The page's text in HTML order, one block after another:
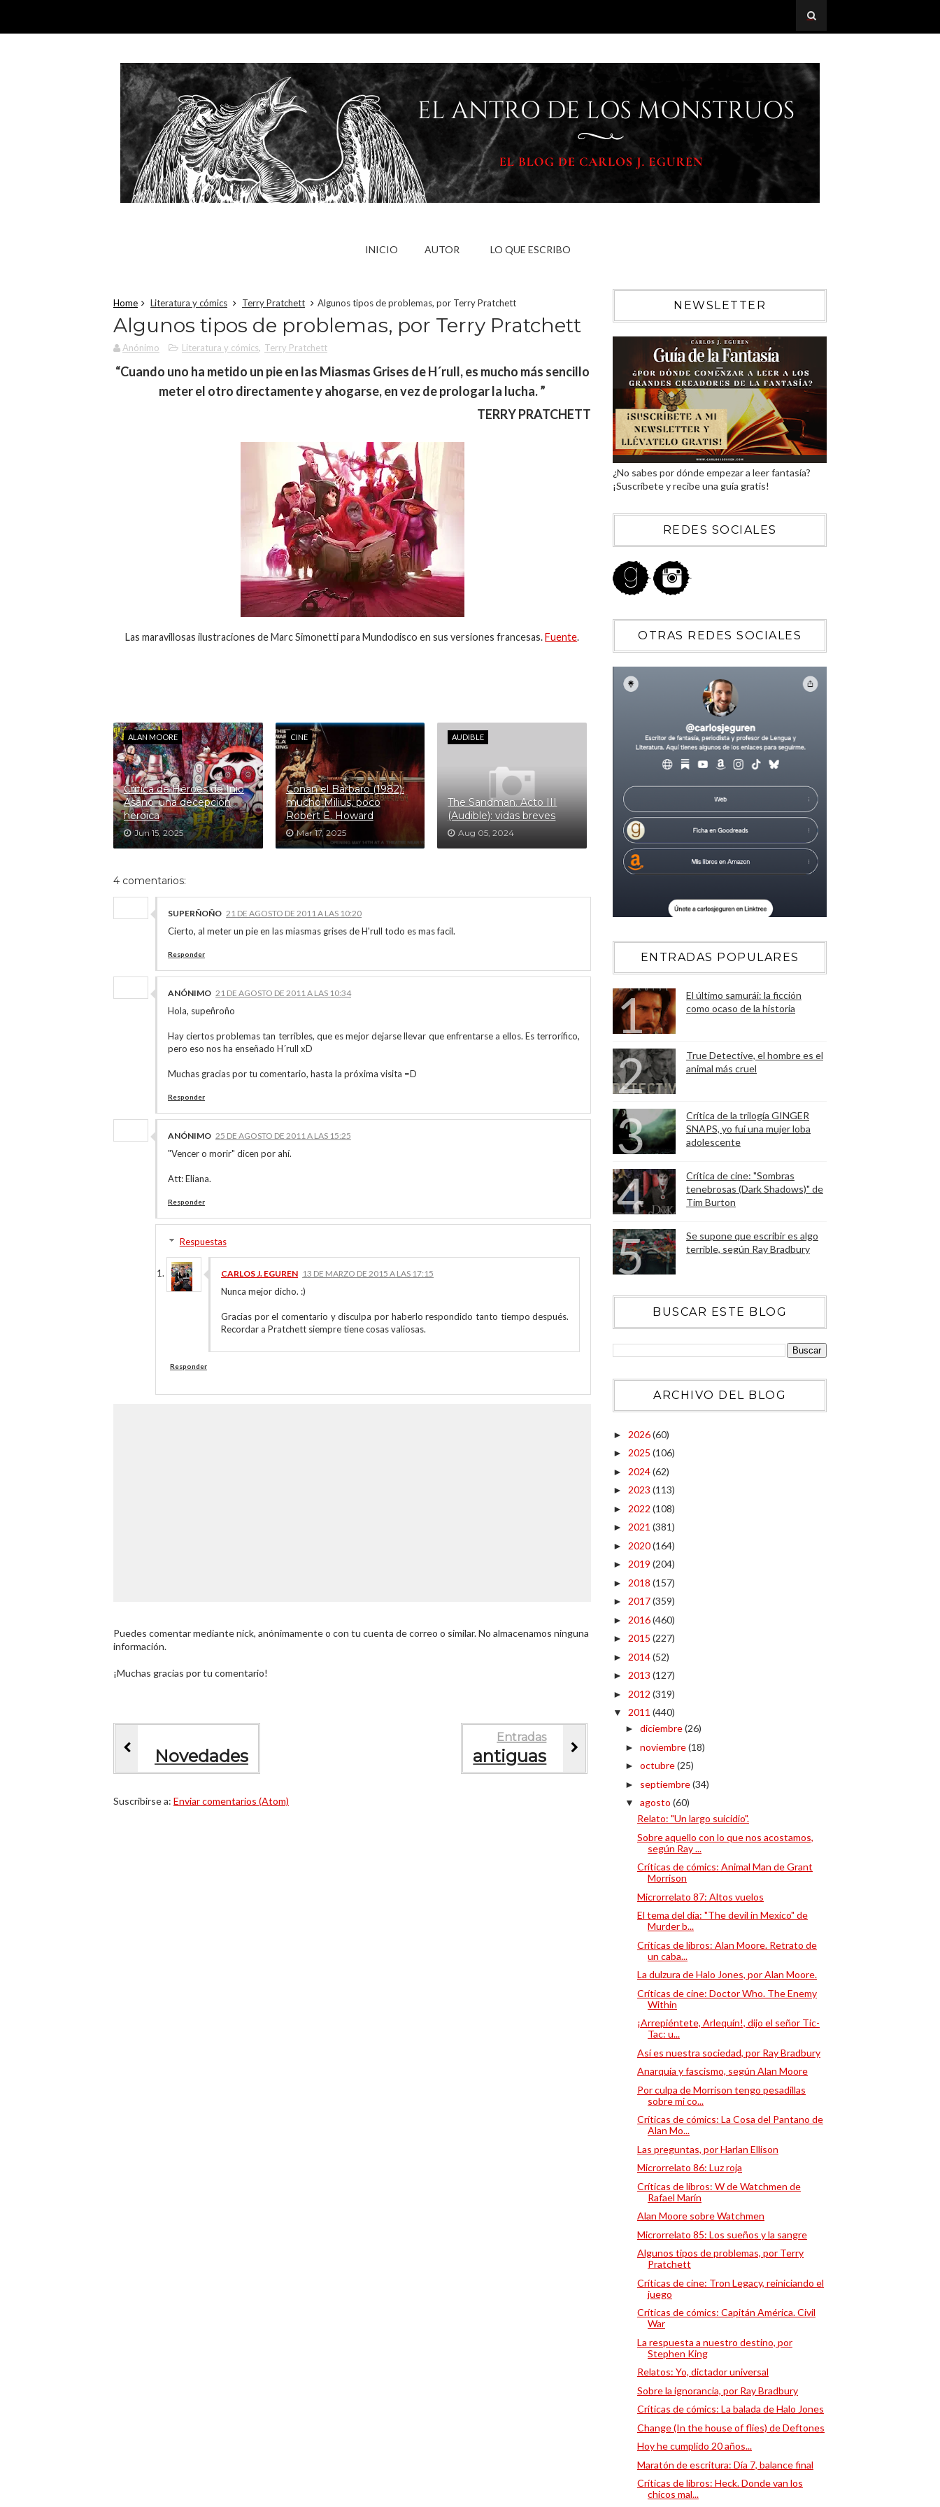
INICIO AUTOR LO QUE ESCRIBO
Home Literatura y cómics Terry Pratchett Algunos tipos de problemas, por Terry Pratchett
Algunos tipos de problemas, por Terry Pratchett
Anónimo Literatura y cómics, Terry Pratchett
“Cuando uno ha metido un pie en las Miasmas Grises de H´rull, es mucho más sencillo
meter el otro directamente y ahogarse, en vez de prologar la lucha. ”
TERRY PRATCHETT
Las maravillosas ilustraciones de Marc Simonetti para Mundodisco en sus versiones francesas.Fuente.
ALAN MOORE
Crítica de Héroes de Inio
Asano: una decepción
heroica
Jun 15, 2025
CINE
Conan el Bárbaro (1982):
mucho Milius, poco
Robert E. Howard
Mar 17, 2025
AUDIBLE
The Sandman. Acto III
(Audible): vidas breves
Aug 05, 2024
4 comentarios:
SUPERÑOÑO 21 DE AGOSTO DE 2011 A LAS 10:20
Cierto, al meter un pie en las miasmas grises de H'rull todo es mas facil.
Responder
ANÓNIMO 21 DE AGOSTO DE 2011 A LAS 10:34
Hola, supeñroño
Hay ciertos problemas tan terribles, que es mejor dejarse llevar que enfrentarse a ellos. Es terrorífico,
pero eso nos ha enseñado H´rull xD
Muchas gracias por tu comentario, hasta la próxima visita =D
Responder
ANÓNIMO 25 DE AGOSTO DE 2011 A LAS 15:25
"Vencer o morir" dicen por ahí.
Att: Eliana.
Responder
Respuestas
CARLOS J. EGUREN 13 DE MARZO DE 2015 A LAS 17:15
Nunca mejor dicho. :)
Gracias por el comentario y disculpa por haberlo respondido tanto tiempo después.
Recordar a Pratchett siempre tiene cosas valiosas.
Responder
Puedes comentar mediante nick, anónimamente o con tu cuenta de correo o similar. No almacenamos ninguna
información.
¡Muchas gracias por tu comentario!
Novedades
Entradas
antiguas
Suscribirse a: Enviar comentarios (Atom)
NEWSLETTER
¿No sabes por dónde empezar a leer fantasía?
¡Suscríbete y recibe una guía gratis!
REDES SOCIALES
OTRAS REDES SOCIALES
ENTRADAS POPULARES
El último samurái: la ficción
como ocaso de la historia
True Detective, el hombre es el
animal más cruel
Crítica de la trilogía GINGER
SNAPS, yo fui una mujer loba
adolescente
Crítica de cine: "Sombras
tenebrosas (Dark Shadows)" de
Tim Burton
Se supone que escribir es algo
terrible, según Ray Bradbury
BUSCAR ESTE BLOG
ARCHIVO DEL BLOG
► 2026(60)
► 2025 (106)
► 2024(62)
► 2023 (113)
► 2022 (108)
► 2021 (381)
► 2020(164)
► 2019 (204)
► 2018 (157)
► 2017(359)
► 2016(460)
► 2015 (227)
► 2014(52)
► 2013 (127)
► 2012 (319)
▼ 2011 (440)
► diciembre(26)
► noviembre(18)
► octubre(25)
► septiembre(34)
▼ agosto (60)
Relato: "Un largo suicidio".
Sobre aquello con lo que nos acostamos,
según Ray ...
Críticas de cómics: Animal Man de Grant
Morrison
Microrrelato 87: Altos vuelos
El tema del día: "The devil in Mexico" de
Murder b...
Críticas de libros: Alan Moore. Retrato de
un caba...
La dulzura de Halo Jones, por Alan Moore.
Críticas de cine: Doctor Who. The Enemy
Within
¡Arrepiéntete, Arlequín!, dijo el señor Tic-
Tac: u...
Así es nuestra sociedad, por Ray Bradbury
Anarquía y fascismo, según Alan Moore
Por culpa de Morrison tengo pesadillas
sobre mi co...
Críticas de cómics: La Cosa del Pantano de
Alan Mo...
Las preguntas, por Harlan Ellison
Microrrelato 86: Luz roja
Críticas de libros: W de Watchmen de
Rafael Marín
Alan Moore sobre Watchmen
Microrrelato 85: Los sueños y la sangre
Algunos tipos de problemas, por Terry
Pratchett
Críticas de cine: Tron Legacy, reiniciando el
juego
Críticas de cómics: Capitán América. Civil
War
La respuesta a nuestro destino, por
Stephen King
Relatos: Yo, dictador universal
Sobre la ignorancia, por Ray Bradbury
Críticas de cómics: La balada de Halo Jones
Change (In the house of flies) de Deftones
Hoy he cumplido 20 años...
Maratón de escritura: Día 7, balance final
Críticas de libros: Heck. Donde van los
chicos mal...